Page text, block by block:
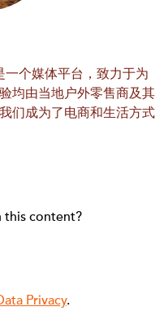
一个媒体平台，致力于为
均由当地户外零售商及其
们成为了电商和生活方式